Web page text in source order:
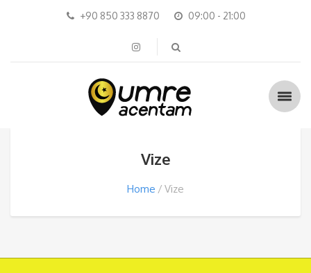
+90 850 333 8870 09:00 - 21:00
Vize
Home Vize